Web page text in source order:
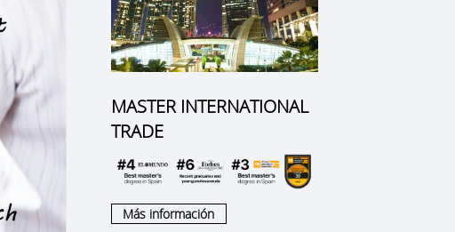
MASTER INTERNATIONAL
TRADE
Más información